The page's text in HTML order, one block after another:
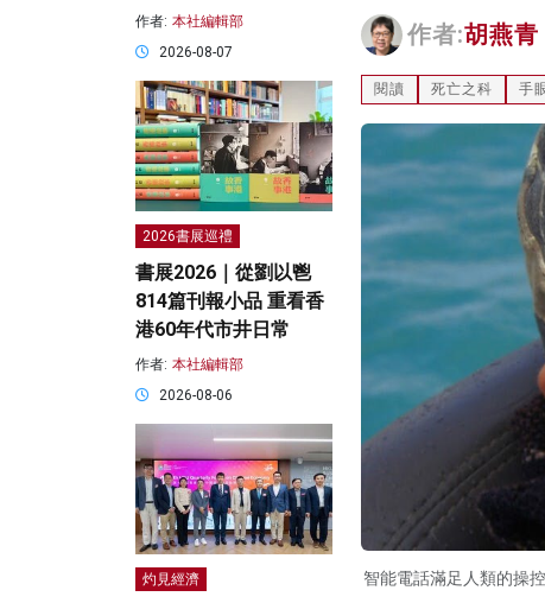
作者:胡燕青
閱讀 死亡之科 手
智能電話滿足人類的操
作者: 本社編輯部
2026-08-07
2026書展巡禮
書展2026｜從劉以鬯
814篇刊報小品 重看香
港60年代市井日常
作者: 本社編輯部
2026-08-06
灼見經濟